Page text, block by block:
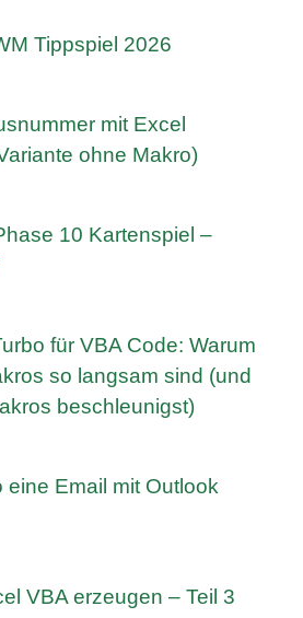
Tippspiel 2026
mit Excel
ohne Makro)
10 Kartenspiel –
für VBA Code: Warum
so langsam sind (und
beschleunigst)
eine Email mit Outlook
VBA erzeugen – Teil 3